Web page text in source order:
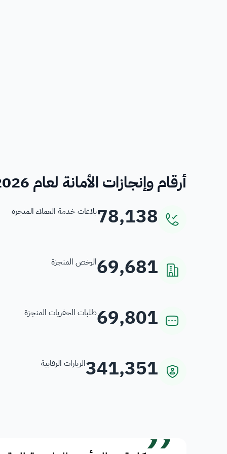
أرقام وإنجازات الأمانة لعام 2026
78,138بلاغات خدمة العملاء المنجزة
69,681الرخص المنجزة
69,801طلبات الحفريات المنجزة
341,351الزيارات الرقابية